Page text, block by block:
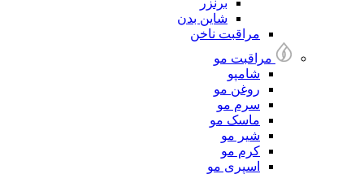
برنزر
شاین بدن
مراقبت ناخن
مراقبت مو
شامپو
روغن مو
سرم مو
ماسک مو
شیر مو
کرم مو
اسپری مو